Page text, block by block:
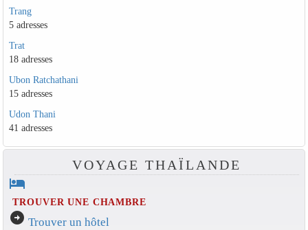
Trang
5 adresses
Trat
18 adresses
Ubon Ratchathani
15 adresses
Udon Thani
41 adresses
VOYAGE THAÏLANDE
hotel
TROUVER UNE CHAMBRE
arrow_circle_right Trouver un hôtel